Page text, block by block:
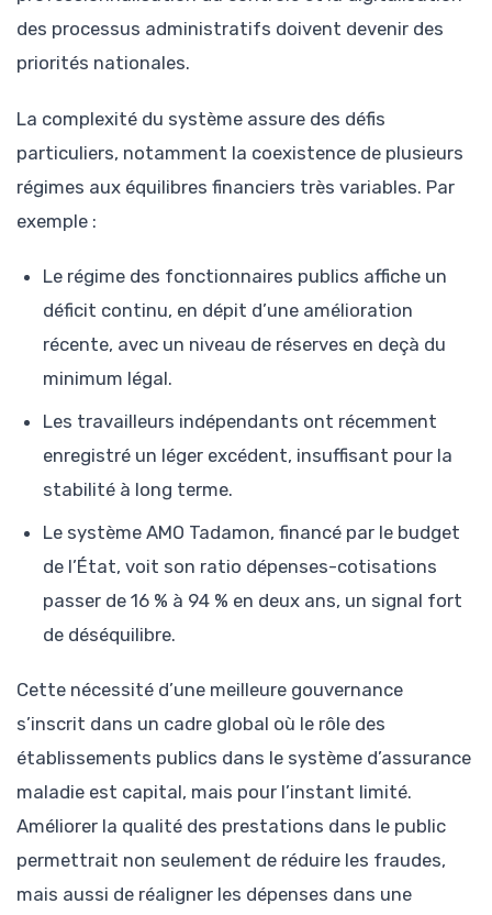
des processus administratifs doivent devenir des
priorités nationales.
La complexité du système assure des défis
particuliers, notamment la coexistence de plusieurs
régimes aux équilibres financiers très variables. Par
exemple :
Le régime des fonctionnaires publics affiche un
déficit continu, en dépit d’une amélioration
récente, avec un niveau de réserves en deçà du
minimum légal.
Les travailleurs indépendants ont récemment
enregistré un léger excédent, insuffisant pour la
stabilité à long terme.
Le système AMO Tadamon, financé par le budget
de l’État, voit son ratio dépenses-cotisations
passer de 16 % à 94 % en deux ans, un signal fort
de déséquilibre.
Cette nécessité d’une meilleure gouvernance
s’inscrit dans un cadre global où le rôle des
établissements publics dans le système d’assurance
maladie est capital, mais pour l’instant limité.
Améliorer la qualité des prestations dans le public
permettrait non seulement de réduire les fraudes,
mais aussi de réaligner les dépenses dans une